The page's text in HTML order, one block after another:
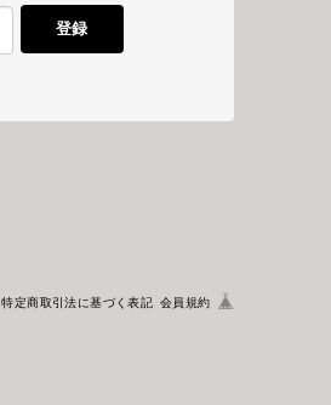
登録
特定商取引法に基づく表記 会員規約